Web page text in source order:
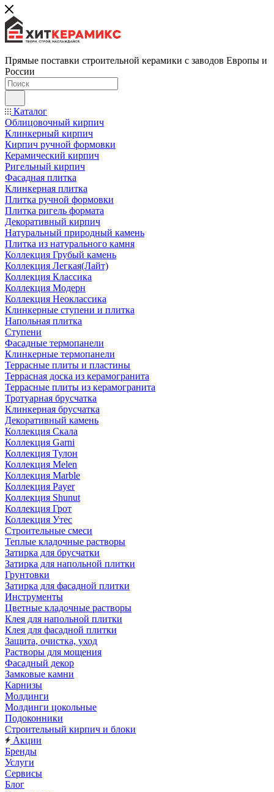
Прямые поставки строительной керамики с заводов Европы и
России
Каталог
Облицовочный кирпич
Клинкерный кирпич
Кирпич ручной формовки
Керамический кирпич
Ригельный кирпич
Фасадная плитка
Клинкерная плитка
Плитка ручной формовки
Плитка ригель формата
Декоративный кирпич
Натуральный природный камень
Плитка из натурального камня
Коллекция Грубый камень
Коллекция Легкая(Лайт)
Коллекция Классика
Коллекция Модерн
Коллекция Неоклассика
Клинкерные ступени и плитка
Напольная плитка
Ступени
Фасадные термопанели
Клинкерные термопанели
Террасные плиты и пластины
Террасная доска из керамогранита
Террасные плиты из керамогранита
Тротуарная брусчатка
Клинкерная брусчатка
Декоративный камень
Коллекция Скала
Коллекция Garni
Коллекция Тулон
Коллекция Melen
Коллекция Marble
Коллекция Payer
Коллекция Shunut
Коллекция Грот
Коллекция Утес
Строительные смеси
Теплые кладочные растворы
Затирка для брусчатки
Затирка для напольной плитки
Грунтовки
Затирка для фасадной плитки
Инструменты
Цветные кладочные растворы
Клея для напольной плитки
Клея для фасадной плитки
Защита, очистка, уход
Растворы для мощения
Фасадный декор
Замковые камни
Карнизы
Молдинги
Молдинги цокольные
Подоконники
Строительный кирпич и блоки
Акции
Бренды
Услуги
Сервисы
Блог